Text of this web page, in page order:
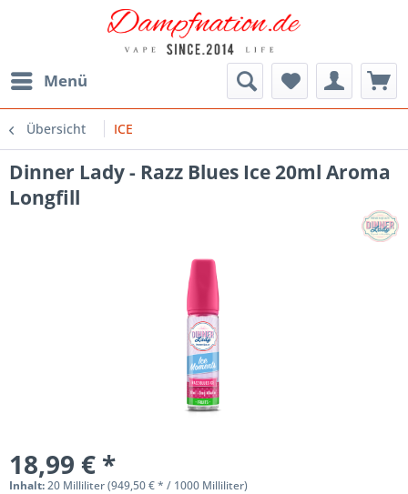
Menü
Übersicht ICE
Dinner Lady - Razz Blues Ice 20ml Aroma
Longfill
18,99 € *
Inhalt:20 Milliliter (949,50 € * / 1000 Milliliter)